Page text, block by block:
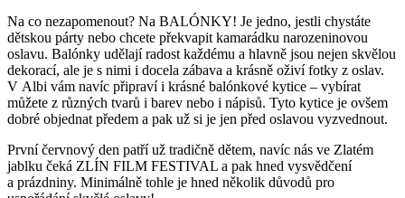
Na co nezapomenout? Na BALÓNKY! Je jedno, jestli chystáte
dětskou párty nebo chcete překvapit kamarádku narozeninovou
oslavu. Balónky udělají radost každému a hlavně jsou nejen skvělou
dekorací, ale je s nimi i docela zábava a krásně oživí fotky z oslav.
V Albi vám navíc připraví i krásné balónkové kytice – vybírat
můžete z různých tvarů i barev nebo i nápisů. Tyto kytice je ovšem
dobré objednat předem a pak už si je jen před oslavou vyzvednout.
První červnový den patří už tradičně dětem, navíc nás ve Zlatém
jablku čeká ZLÍN FILM FESTIVAL a pak hned vysvědčení
a prázdniny. Minimálně tohle je hned několik důvodů pro